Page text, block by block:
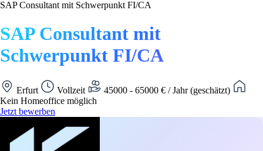
SAP Consultant mit Schwerpunkt FI/CA
SAP Consultant mit
Schwerpunkt FI/CA
Erfurt Vollzeit
45000 - 65000 € / Jahr (geschätzt)
Kein Homeoffice möglich
Jetzt bewerben